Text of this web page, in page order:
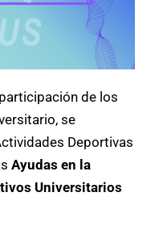
de los
se
Deportivas
Ayudas en la
Universitarios